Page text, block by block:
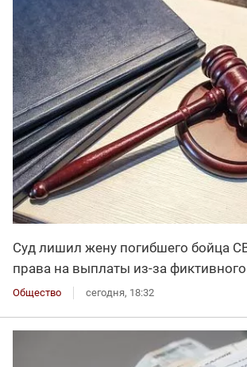
Суд лишил жену погибшего бойца
права на выплаты из-за
Общество сегодня, 18:32